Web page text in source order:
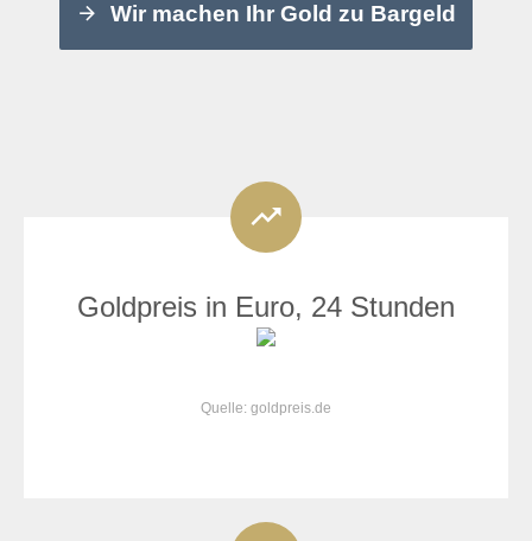
Wir machen Ihr Gold zu Bargeld
Goldpreis in Euro, 24 Stunden
Quelle: goldpreis.de